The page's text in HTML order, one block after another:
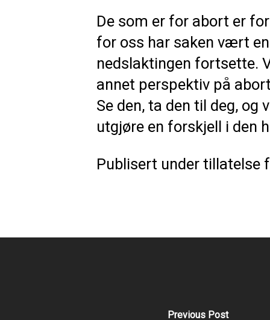
De som er for abort er
for oss har saken vært
nedslaktingen fortsette.
annet perspektiv på
Se den, ta den til deg,
utgjøre en forskjell i den
Publisert under tillatelse
Previous Post